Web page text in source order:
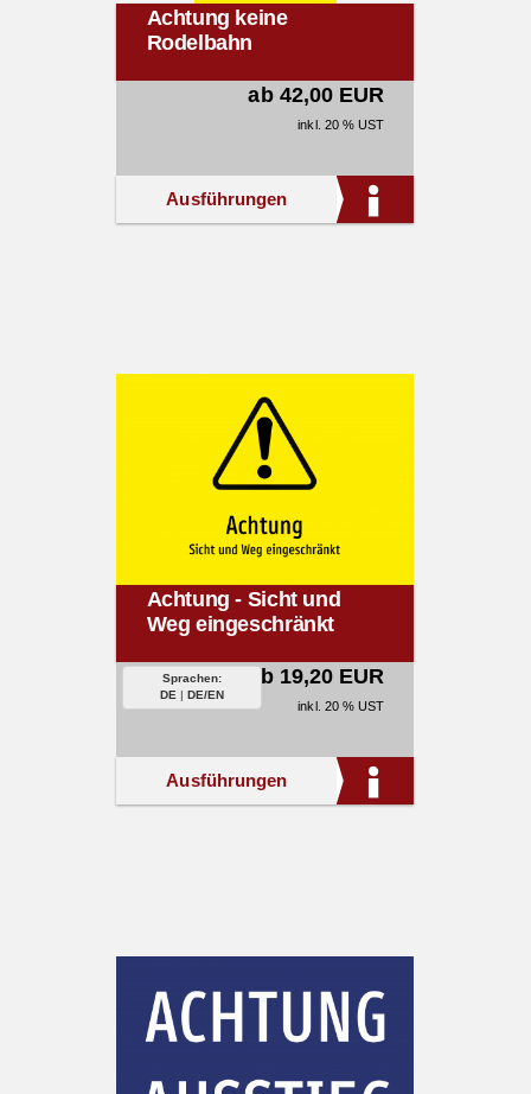
Achtung keine
Rodelbahn
ab 42,00 EUR
inkl. 20 % UST
Ausführungen
Achtung - Sicht und
Weg eingeschränkt
Sprachen:
DE | DE/EN
ab 19,20 EUR
inkl. 20 % UST
Ausführungen